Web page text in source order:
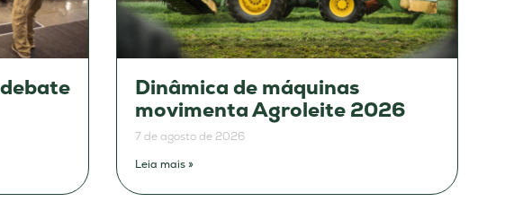
Dinâmica de máquinas
movimenta Agroleite 2026
7 de agosto de 2026
Leia mais »